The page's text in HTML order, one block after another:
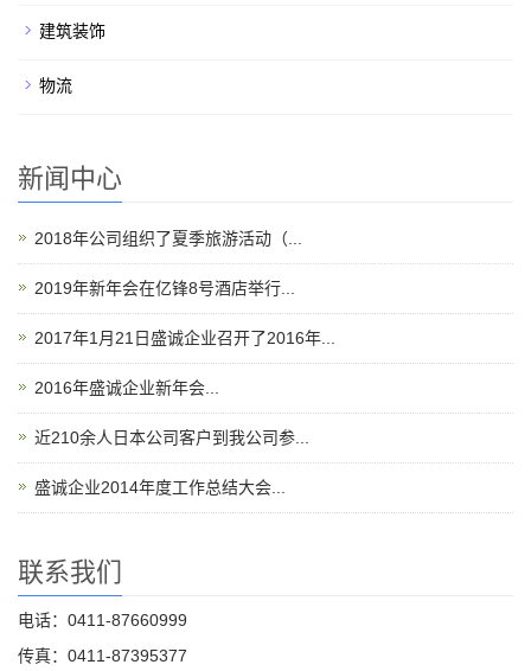
建筑装饰
物流
新闻中心
2018年公司组织了夏季旅游活动（...
2019年新年会在亿锋8号酒店举行...
2017年1月21日盛诚企业召开了2016年...
2016年盛诚企业新年会...
近210余人日本公司客户到我公司参...
盛诚企业2014年度工作总结大会...
联系我们
电话：0411-87660999
传真：0411-87395377